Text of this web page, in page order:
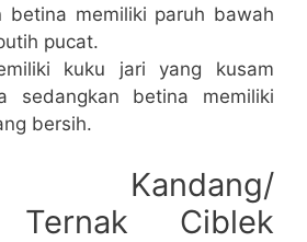
betina memiliki paruh bawah
pucat.
kuku jari yang kusam
sedangkan betina memiliki
bersih.
Kandang/
Ternak Ciblek